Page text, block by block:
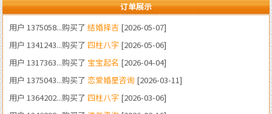
订单展示
用户 1341243...购买了四柱八字[2026-05-06]
用户 1317363...购买了 宝宝起名 [2026-04-04]
用户 1375043...购买了 恋爱婚星咨询[2026-03-11]
用户 1364202...购买了 四柱八字 [2026-03-06]
用户 1346898...购买了 流年咨询[2026-02-19]
用户 1572989...购买了 流年咨询 [2026-02-04]